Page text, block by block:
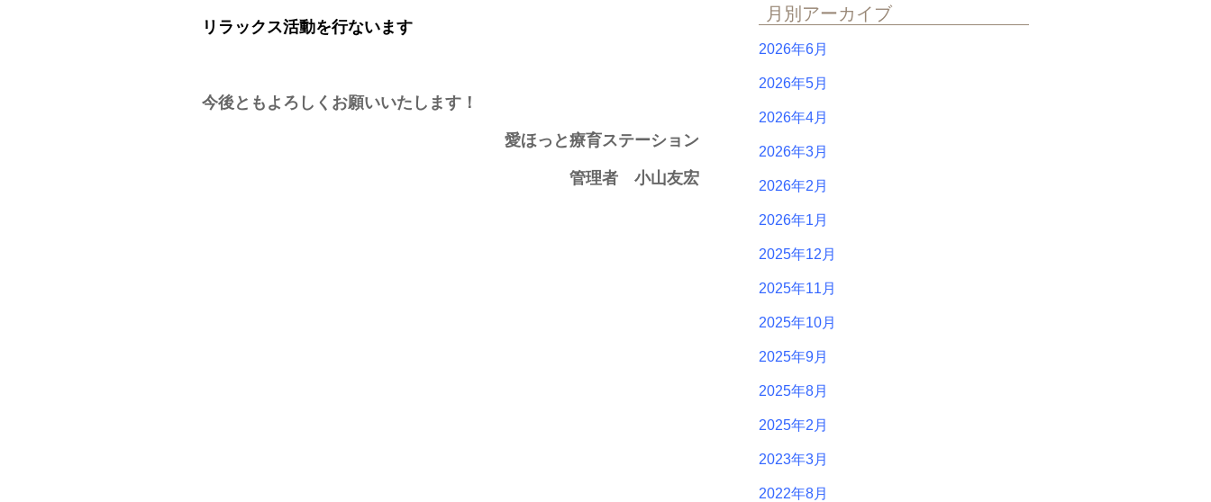
リラックス活動を行ないます
今後ともよろしくお願いいたします！
愛ほっと療育ステーション
管理者 小山友宏
月別アーカイブ
2026年6月
2026年5月
2026年4月
2026年3月
2026年2月
2026年1月
2025年12月
2025年11月
2025年10月
2025年9月
2025年8月
2025年2月
2023年3月
2022年8月